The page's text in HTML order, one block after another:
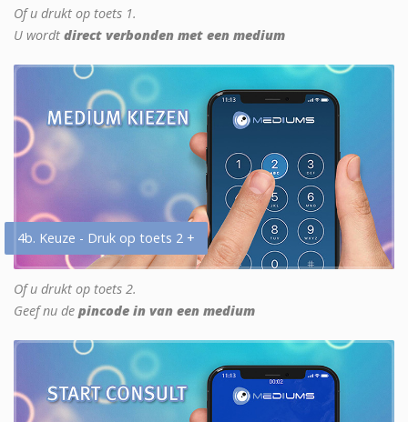
Of u drukt op toets 1.
U wordt direct verbonden met een medium
4b. Keuze - Druk op toets 2 +
Of u drukt op toets 2.
Geef nu de pincode in van een medium